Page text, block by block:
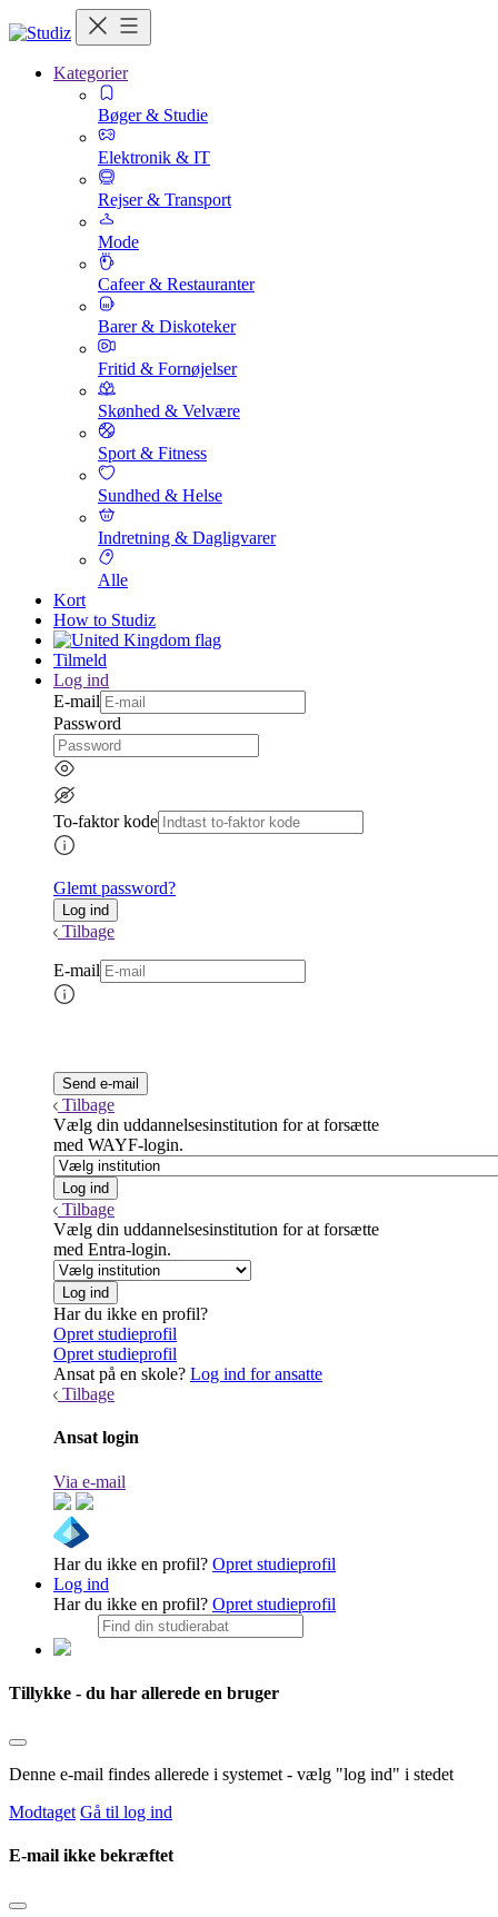
Kategorier
Bøger & Studie
Elektronik & IT
Rejser & Transport
Mode
Cafeer & Restauranter
Barer & Diskoteker
Fritid & Fornøjelser
Skønhed & Velvære
Sport & Fitness
Sundhed & Helse
Indretning & Dagligvarer
Alle
Kort
How to Studiz
Tilmeld
Log ind
E-mail
Password
To-faktor kode
Glemt password?
Tilbage
E-mail
Tilbage
Vælg din uddannelsesinstitution for at forsætte
med WAYF-login.
Tilbage
Vælg din uddannelsesinstitution for at forsætte
med Entra-login.
Har du ikke en profil?
Opret studieprofil
Opret studieprofil
Ansat på en skole? Log ind for ansatte
Tilbage
Ansat login
Via e-mail
Har du ikke en profil? Opret studieprofil
Log ind
Har du ikke en profil? Opret studieprofil
Tillykke - du har allerede en bruger
Denne e-mail findes allerede i systemet - vælg "log ind" i stedet
Modtaget Gå til log ind
E-mail ikke bekræftet